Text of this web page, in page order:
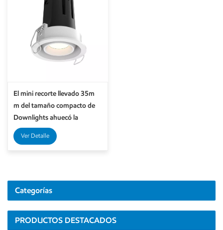
El mini recorte llevado 35m
m del tamaño compacto de
Downlights ahuecó la
iluminación interior 7W
Ver Detalle
Categorías
PRODUCTOS DESTACADOS